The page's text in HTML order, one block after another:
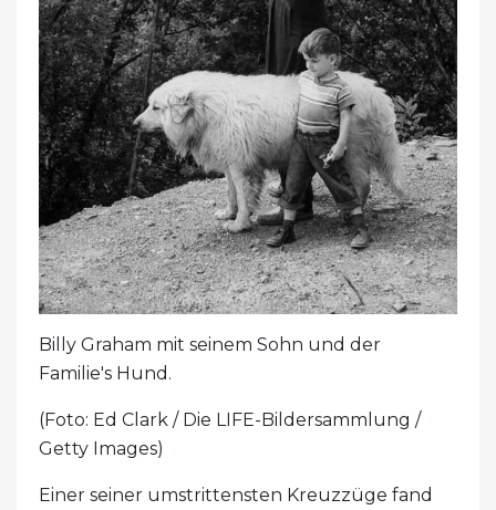
Billy Graham mit seinem Sohn und der
Familie's Hund.
(Foto: Ed Clark / Die LIFE-Bildersammlung /
Getty Images)
Einer seiner umstrittensten Kreuzzüge fand